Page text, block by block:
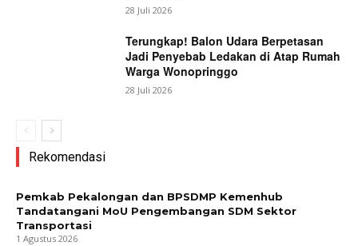
28 Juli 2026
Terungkap! Balon Udara Berpetasan
Jadi Penyebab Ledakan di Atap Rumah
Warga Wonopringgo
28 Juli 2026
Rekomendasi
Pemkab Pekalongan dan BPSDMP Kemenhub
Tandatangani MoU Pengembangan SDM Sektor
Transportasi
1 Agustus 2026